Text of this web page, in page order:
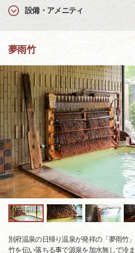
設備・アメニティ
夢雨竹
別府温泉の日帰り温泉が発祥の「夢雨竹」
竹を伝い落ちる事で源泉を加水無しで冷